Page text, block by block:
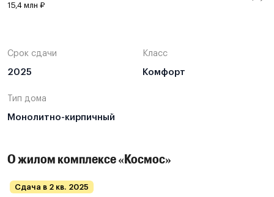
15,4 млн ₽
Срок сдачи
2025
Класс
Комфорт
Тип дома
Монолитно-кирпичный
О жилом комплексе «Космос»
Сдача в 2 кв. 2025